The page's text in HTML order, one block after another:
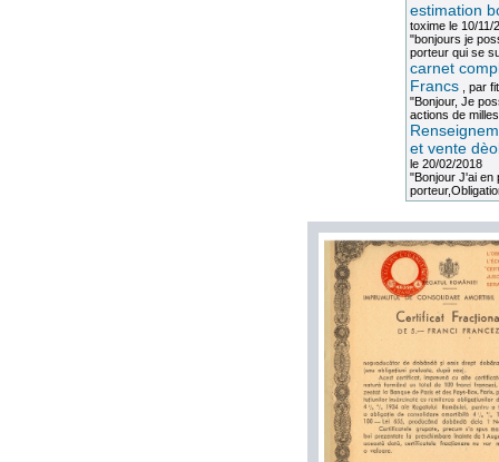
estimation
toximele 10/11/
"bonjours je
porteur qui se
carnet
Francs, par
"Bonjour, Je
actions de
et vente
le 20/02/2018
"Bonjour J'ai en